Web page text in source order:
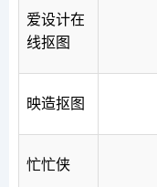
爱设计在
线抠图
映造抠图
忙忙侠